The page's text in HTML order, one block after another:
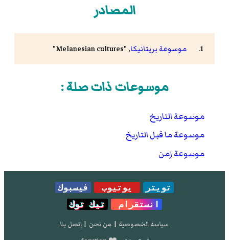
المصادر
موسوعة بريتانيكا, "Melanesian cultures"
موسوعات ذات صلة :
موسوعة التاريخ
موسوعة ما قبل التاريخ
موسوعة زمن
تويتر يوتيوب
فيسبوك
انستقرام
تيك توك
سياسة الخصوصية | من نحن | إتصل بنا